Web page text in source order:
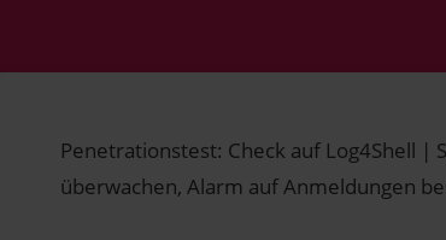
Penetrationstest: Check auf Log4Shell
überwachen, Alarm auf Anmeldungen